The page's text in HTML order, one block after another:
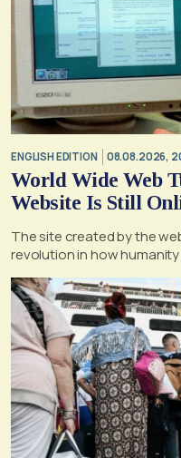
ENGLISH EDITION 08.08.2026,
World Wide Web
Website Is Still
The site created by the
revolution in how